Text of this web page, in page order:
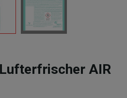
AIR